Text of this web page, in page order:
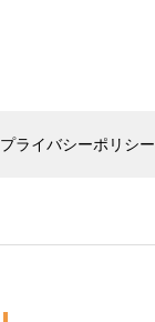
プライバシーポリシー